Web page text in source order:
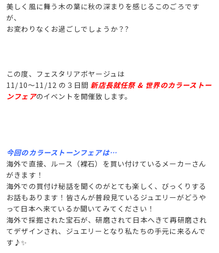
美しく風に舞う木の葉に秋の深まりを感じるこのごろです
が、
お変わりなくお過ごしでしょうか？?
この度、フェスタリアボヤージュは
11/10〜11/12 の３日間 新店長就任祭 & 世界のカラーストー
ンフェアのイベントを開催致します。
今回のカラーストーンフェアは…
海外で直接、ルース（裸石）を買い付けているメーカーさん
がきます！
海外での買付け秘話を聞くのがとても楽しく、びっくりする
お話もあります！皆さんが普段見ているジュエリーがどうや
って日本へ来ているか聞いてみてください！
海外で採掘された宝石が、研磨されて日本へきて再研磨され
てデザインされ、ジュエリーとなり私たちの手元に来るんで
す♪✨